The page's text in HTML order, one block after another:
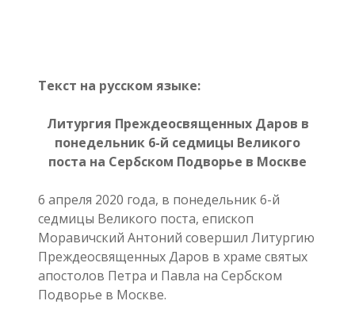
Текст на русском языке:
Литургия Преждеосвященных Даров в
понедельник 6-й седмицы Великого
поста на Сербском Подворье в Москве
6 апреля 2020 года, в понедельник 6-й
седмицы Великого поста, епископ
Моравичский Антоний совершил Литургию
Преждеосвященных Даров в храме святых
апостолов Петра и Павла на Сербском
Подворье в Москве.